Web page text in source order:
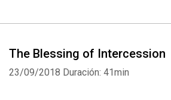
The Blessing of Intercession
23/09/2018 Duración: 41min